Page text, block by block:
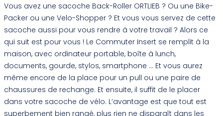
Vous avez une sacoche Back-Roller ORTLIEB ? Ou une Bike-
Packer ou une Velo-Shopper ? Et vous vous servez de cette
sacoche aussi pour vous rendre à votre travail ? Alors ce
qui suit est pour vous ! Le Commuter Insert se remplit à la
maison, avec ordinateur portable, boîte à lunch,
documents, gourde, stylos, smartphone ... Et vous aurez
même encore de la place pour un pull ou une paire de
chaussures de rechange. Et ensuite, il suffit de le placer
dans votre sacoche de vélo. L’avantage est que tout est
superbement bien rangé, plus rien ne disparaît dans les